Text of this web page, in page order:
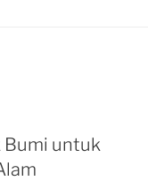
Bumi untuk